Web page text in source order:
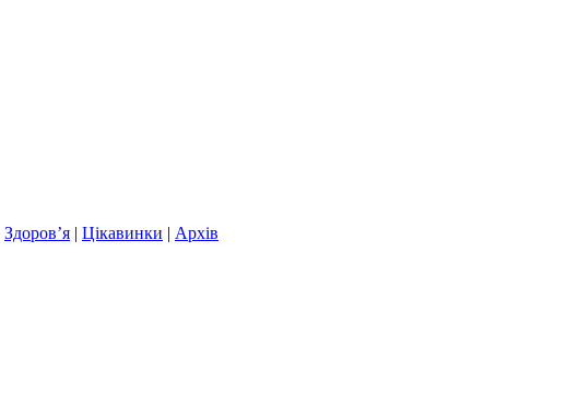
Здоров’я | Цікавинки | Архів